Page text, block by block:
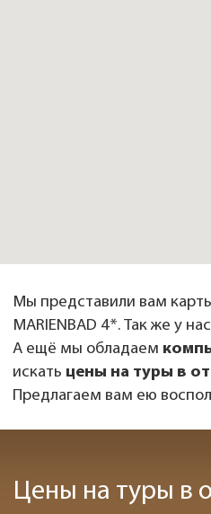
Мы представили вам карты
MARIENBAD 4*. Так же у
А ещё мы обладаем
искать цены на туры в
Предлагаем вам ею
Цены на туры в